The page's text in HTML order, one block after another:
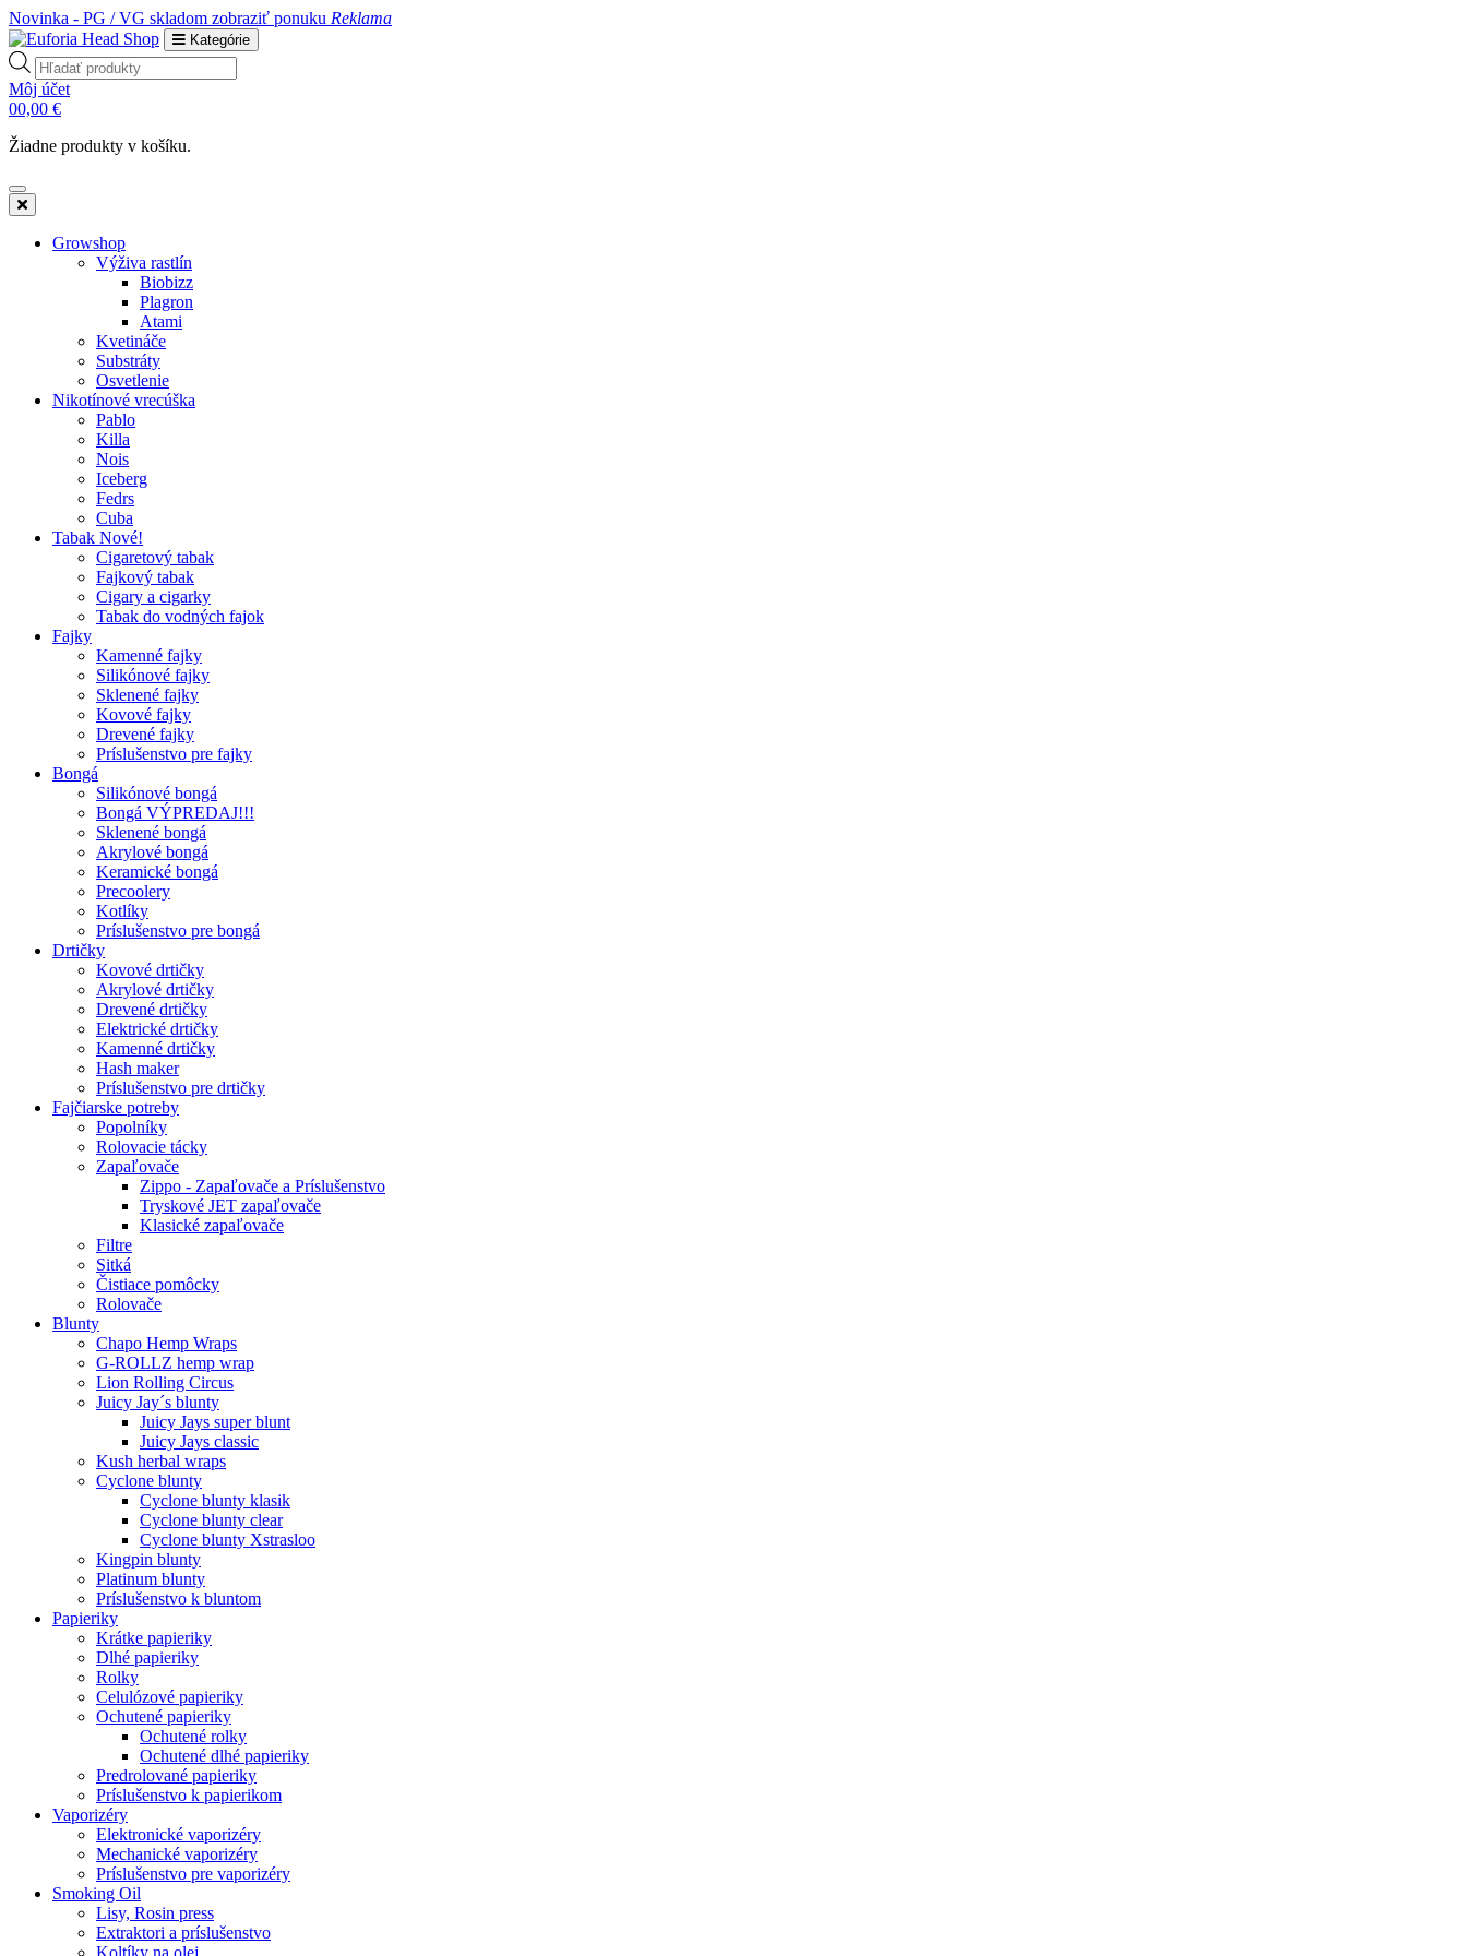
Novinka - PG / VG skladom zobraziť ponuku Reklama
Kategórie
Products
search
Môj účet
00,00 €
Žiadne produkty v košíku.
Growshop
Výživa rastlín
Biobizz
Plagron
Atami
Kvetináče
Substráty
Osvetlenie
Nikotínové vrecúška
Pablo
Killa
Nois
Iceberg
Fedrs
Cuba
Tabak Nové!
Cigaretový tabak
Fajkový tabak
Cigary a cigarky
Tabak do vodných fajok
Fajky
Kamenné fajky
Silikónové fajky
Sklenené fajky
Kovové fajky
Drevené fajky
Príslušenstvo pre fajky
Bongá
Silikónové bongá
Bongá VÝPREDAJ!!!
Sklenené bongá
Akrylové bongá
Keramické bongá
Precoolery
Kotlíky
Príslušenstvo pre bongá
Drtičky
Kovové drtičky
Akrylové drtičky
Drevené drtičky
Elektrické drtičky
Kamenné drtičky
Hash maker
Príslušenstvo pre drtičky
Fajčiarske potreby
Popolníky
Rolovacie tácky
Zapaľovače
Zippo - Zapaľovače a Príslušenstvo
Tryskové JET zapaľovače
Klasické zapaľovače
Filtre
Sitká
Čistiace pomôcky
Rolovače
Blunty
Chapo Hemp Wraps
G-ROLLZ hemp wrap
Lion Rolling Circus
Juicy Jay´s blunty
Juicy Jays super blunt
Juicy Jays classic
Kush herbal wraps
Cyclone blunty
Cyclone blunty klasik
Cyclone blunty clear
Cyclone blunty Xstrasloo
Kingpin blunty
Platinum blunty
Príslušenstvo k bluntom
Papieriky
Krátke papieriky
Dlhé papieriky
Rolky
Celulózové papieriky
Ochutené papieriky
Ochutené rolky
Ochutené dlhé papieriky
Predrolované papieriky
Príslušenstvo k papierikom
Vaporizéry
Elektronické vaporizéry
Mechanické vaporizéry
Príslušenstvo pre vaporizéry
Smoking Oil
Lisy, Rosin press
Extraktori a príslušenstvo
Koltíky na olej